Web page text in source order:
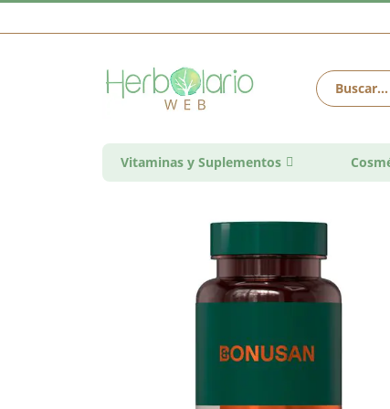
Vitaminas y Suplementos